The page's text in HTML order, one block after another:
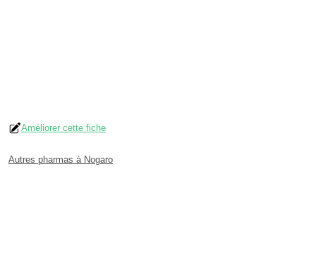
Améliorer cette fiche
Autres pharmas à Nogaro